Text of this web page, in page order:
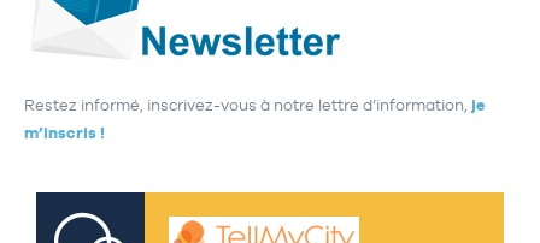
Restez informé, inscrivez-vous à notre lettre d’information, je
m’inscris !